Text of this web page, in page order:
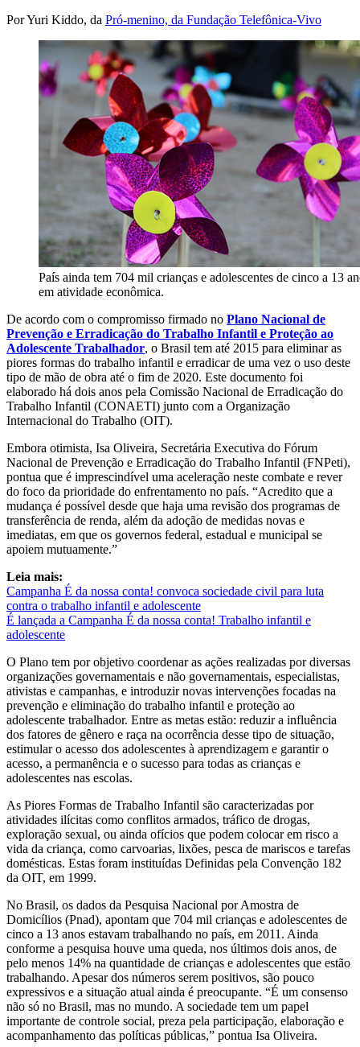
Por Yuri Kiddo, da Pró-menino, da Fundação Telefônica-Vivo
País ainda tem 704 mil crianças e adolescentes de cinco a 13
em atividade econômica.
De acordo com o compromisso firmado no Plano Nacional de
Prevenção e Erradicação do Trabalho Infantil e Proteção ao
Adolescente Trabalhador, o Brasil tem até 2015 para eliminar as
piores formas do trabalho infantil e erradicar de uma vez o uso deste
tipo de mão de obra até o fim de 2020. Este documento foi
elaborado há dois anos pela Comissão Nacional de Erradicação do
Trabalho Infantil (CONAETI) junto com a Organização
Internacional do Trabalho (OIT).
Embora otimista, Isa Oliveira, Secretária Executiva do Fórum
Nacional de Prevenção e Erradicação do Trabalho Infantil (FNPeti),
pontua que é imprescindível uma aceleração neste combate e rever
do foco da prioridade do enfrentamento no país. “Acredito que a
mudança é possível desde que haja uma revisão dos programas de
transferência de renda, além da adoção de medidas novas e
imediatas, em que os governos federal, estadual e municipal se
apoiem mutuamente.”
Leia mais:
Campanha É da nossa conta! convoca sociedade civil para luta
contra o trabalho infantil e adolescente
É lançada a Campanha É da nossa conta! Trabalho infantil e
adolescente
O Plano tem por objetivo coordenar as ações realizadas por diversas
organizações governamentais e não governamentais, especialistas,
ativistas e campanhas, e introduzir novas intervenções focadas na
prevenção e eliminação do trabalho infantil e proteção ao
adolescente trabalhador. Entre as metas estão: reduzir a influência
dos fatores de gênero e raça na ocorrência desse tipo de situação,
estimular o acesso dos adolescentes à aprendizagem e garantir o
acesso, a permanência e o sucesso para todas as crianças e
adolescentes nas escolas.
As Piores Formas de Trabalho Infantil são caracterizadas por
atividades ilícitas como conflitos armados, tráfico de drogas,
exploração sexual, ou ainda ofícios que podem colocar em risco a
vida da criança, como carvoarias, lixões, pesca de mariscos e tarefas
domésticas. Estas foram instituídas Definidas pela Convenção 182
da OIT, em 1999.
No Brasil, os dados da Pesquisa Nacional por Amostra de
Domicílios (Pnad), apontam que 704 mil crianças e adolescentes de
cinco a 13 anos estavam trabalhando no país, em 2011. Ainda
conforme a pesquisa houve uma queda, nos últimos dois anos, de
pelo menos 14% na quantidade de crianças e adolescentes que estão
trabalhando. Apesar dos números serem positivos, são pouco
expressivos e a situação atual ainda é preocupante. “É um consenso
não só no Brasil, mas no mundo. A sociedade tem um papel
importante de controle social, preza pela participação, elaboração e
acompanhamento das políticas públicas,” pontua Isa Oliveira.